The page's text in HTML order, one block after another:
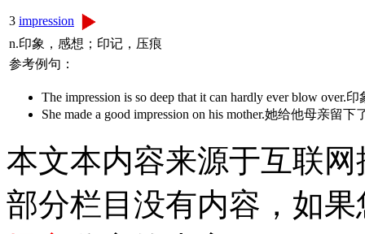
3 impression
n.印象，感想；印记，压痕
参考例句：
The impression is so deep that it can hardly ever blow over.
She made a good impression on his mother.她给他母亲留
本文本内容来源于互联
部分栏目没有内容，如